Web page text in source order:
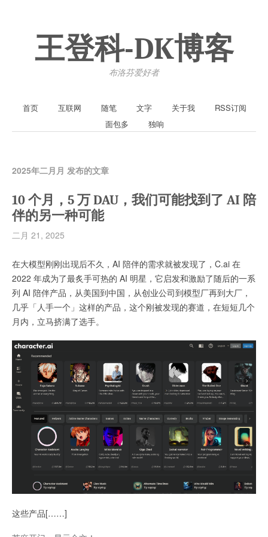
王登科-DK博客
布洛芬爱好者
首页 互联网 随笔 文字 关于我
RSS订阅
面包多
独响
2025年二月月 发布的文章
10 个月，5 万 DAU，我们可能找到了 AI 陪
伴的另一种可能
二月 21, 2025
在大模型刚刚出现后不久，AI 陪伴的需求就被发现了，C.ai 在
2022 年成为了最炙手可热的 AI 明星，它启发和激励了随后的一系
列 AI 陪伴产品，从美国到中国，从创业公司到模型厂再到大厂，
几乎「人手一个」这样的产品，这个刚被发现的赛道，在短短几个
月内，立马挤满了选手。
这些产品[……]